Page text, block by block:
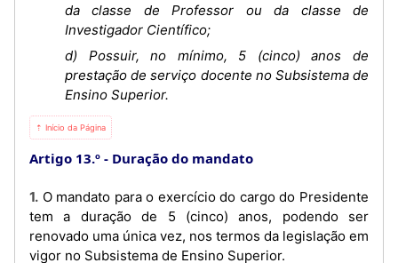
da classe de Professor ou da classe de
Investigador Científico;
d) Possuir, no mínimo, 5 (cinco) anos de
prestação de serviço docente no Subsistema de
Ensino Superior.
⇡ Início da Página
Artigo 13.º Duração do mandato
1. O mandato para o exercício do cargo do Presidente
tem a duração de 5 (cinco) anos, podendo ser
renovado uma única vez, nos termos da legislação em
vigor no Subsistema de Ensino Superior.